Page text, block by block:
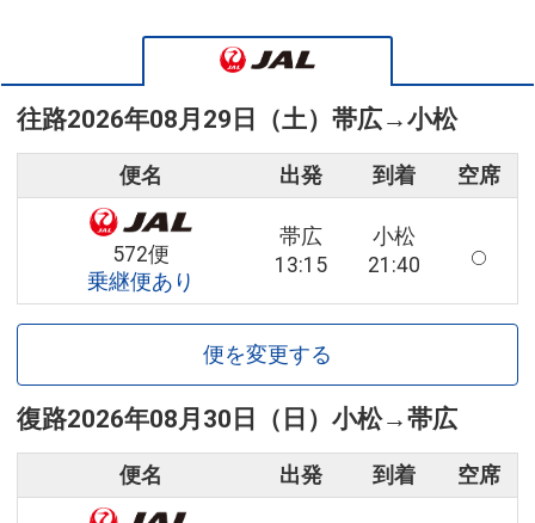
往路2026年08月29日（土） 帯広→小松
便名 出発 到着 空席
572便
乗継便あり
帯広
13:15
小松
21:40
便を変更する
復路2026年08月30日（日） 小松→帯広
便名 出発 到着 空席